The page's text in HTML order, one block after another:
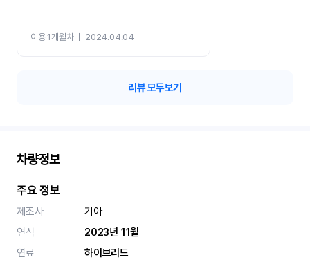
이용 1개월차ㅣ 2024.04.04
리뷰 모두보기
차량정보
주요 정보
제조사
기아
연식
2023년 11월
연료
하이브리드